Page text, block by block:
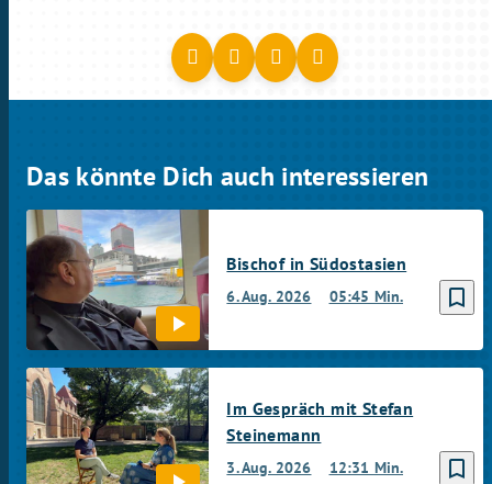
Das könnte Dich auch interessieren
bookmark_border
6. Aug. 2026 05:45 Min.
Bischof in Südostasien
bookmark_border
3. Aug. 2026 12:31 Min.
Im Gespräch mit Stefan
Steinemann